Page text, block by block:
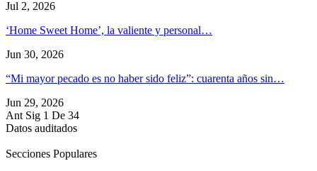
Jul 2, 2026
‘Home Sweet Home’, la valiente y personal…
Jun 30, 2026
“Mi mayor pecado es no haber sido feliz”: cuarenta años sin…
Jun 29, 2026
Ant Sig 1 De 34
Datos auditados
Secciones Populares